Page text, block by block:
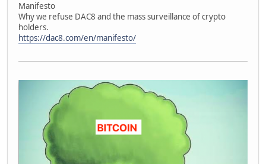
Manifesto
Why we refuse DAC8 and the mass surveillance of crypto
holders.
https://dac8.com/en/manifesto/